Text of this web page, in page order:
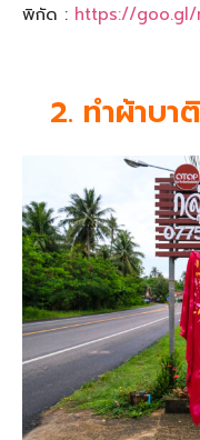
พิกัด : https://goo.gl/
2. ทำผ้าบ